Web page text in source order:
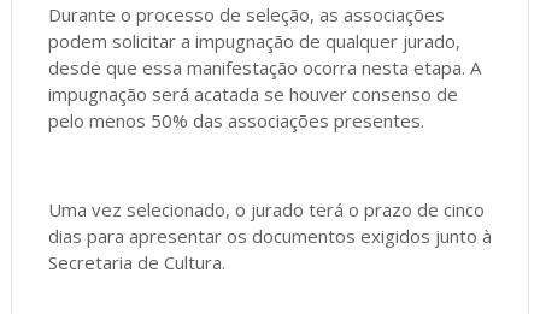
Durante o processo de seleção, as associações
podem solicitar a impugnação de qualquer jurado,
desde que essa manifestação ocorra nesta etapa. A
impugnação será acatada se houver consenso de
pelo menos 50% das associações presentes.
Uma vez selecionado, o jurado terá o prazo de cinco
dias para apresentar os documentos exigidos junto à
Secretaria de Cultura.